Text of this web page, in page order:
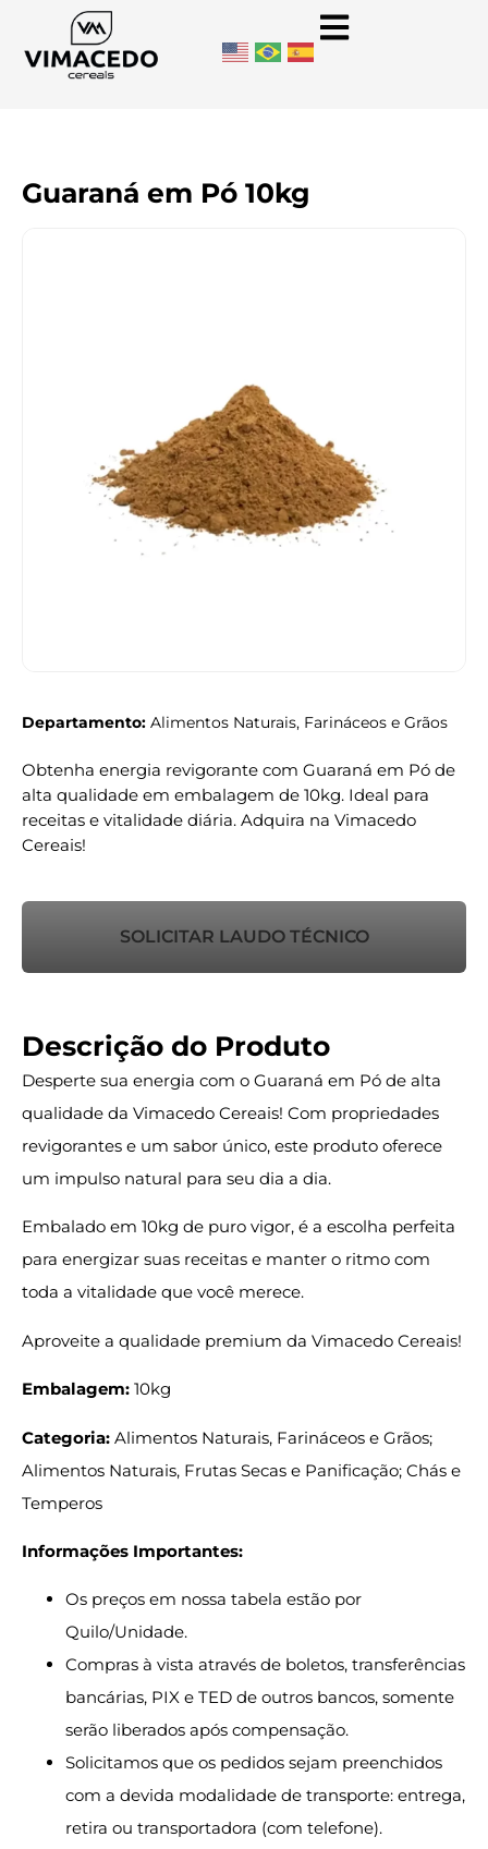
Guaraná em Pó 10kg
Departamento: Alimentos Naturais, Farináceos e Grãos
Obtenha energia revigorante com Guaraná em Pó de
alta qualidade em embalagem de 10kg. Ideal para
receitas e vitalidade diária. Adquira na Vimacedo
Cereais!
SOLICITAR LAUDO TÉCNICO
Descrição do Produto
Desperte sua energia com o Guaraná em Pó de alta
qualidade da Vimacedo Cereais! Com propriedades
revigorantes e um sabor único, este produto oferece
um impulso natural para seu dia a dia.
Embalado em 10kg de puro vigor, é a escolha perfeita
para energizar suas receitas e manter o ritmo com
toda a vitalidade que você merece.
Aproveite a qualidade premium da Vimacedo Cereais!
Embalagem: 10kg
Categoria: Alimentos Naturais, Farináceos e Grãos;
Alimentos Naturais, Frutas Secas e Panificação; Chás e
Temperos
Informações Importantes:
Os preços em nossa tabela estão por
Quilo/Unidade.
Compras à vista através de boletos, transferências
bancárias, PIX e TED de outros bancos, somente
serão liberados após compensação.
Solicitamos que os pedidos sejam preenchidos
com a devida modalidade de transporte: entrega,
retira ou transportadora (com telefone).